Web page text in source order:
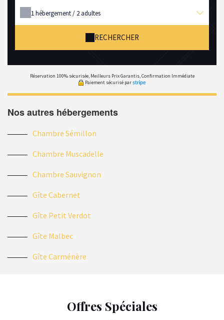
1hébergement / 2 adultes
RECHERCHER
Réservation 100% sécurisée, Meilleurs Prix Garantis, Confirmation Immédiate
Paiement sécurisé par
Nos autres hébergements
Chambre Sémillon
Chambre Muscadelle
Chambre Sauvignon
Gîte Cabernet
Gîte Petit Verdot
Gîte Malbec
Gîte Carménère
Offres Spéciales